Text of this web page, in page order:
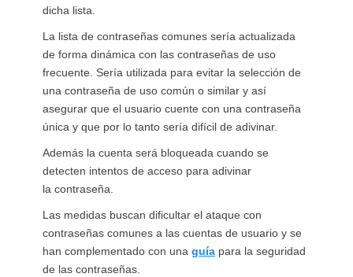
dicha lista.
La lista de contraseñas comunes sería actualizada
de forma dinámica con las contraseñas de uso
frecuente. Sería utilizada para evitar la selección de
una contraseña de uso común o similar y así
asegurar que el usuario cuente con una contraseña
única y que por lo tanto sería difícil de adivinar.
Además la cuenta será bloqueada cuando se
detecten intentos de acceso para adivinar
la contraseña.
Las medidas buscan dificultar el ataque con
contraseñas comunes a las cuentas de usuario y se
han complementado con una guía para la seguridad
de las contraseñas.